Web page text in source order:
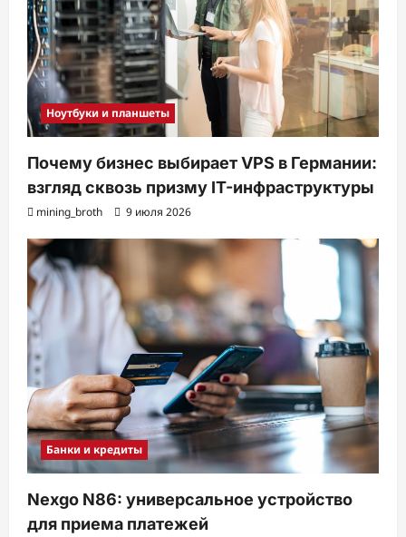
Ноутбуки и планшеты
Почему бизнес выбирает VPS в Германии:
взгляд сквозь призму IT-инфраструктуры
mining_broth 9 июля 2026
Банки и кредиты
Nexgo N86: универсальное устройство
для приема платежей